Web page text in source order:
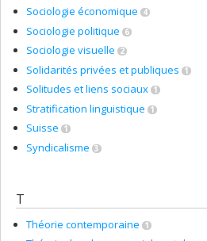
Sociologie économique 4
Sociologie politique 6
Sociologie visuelle 2
Solidarités privées et publiques 1
Solitudes et liens sociaux 1
Stratification linguistique 1
Suisse 1
Syndicalisme 3
T
Théorie contemporaine 1